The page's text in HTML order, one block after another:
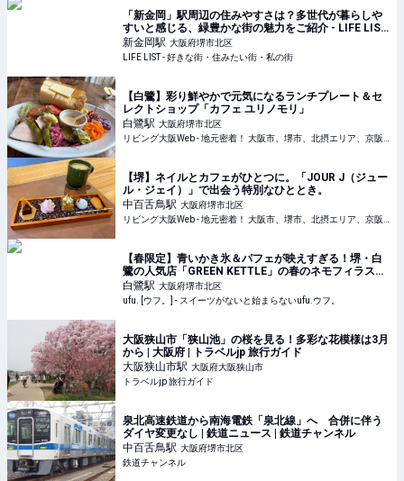
「新金岡」駅周辺の住みやすさは？多世代が暮らしや
すいと感じる、緑豊かな街の魅力をご紹介 - LIFE LIST
- 好きな街・住みたい街・私の街
新金岡駅 大阪府堺市北区
LIFE LIST - 好きな街・住みたい街・私の街
【白鷺】彩り鮮やかで元気になるランチプレート＆セ
レクトショップ「カフェ ユリノモリ」
白鷺駅 大阪府堺市北区
【堺】ネイルとカフェがひとつに。「JOUR J（ジュー
ル・ジェイ）」で出会う特別なひととき。
中百舌鳥駅 大阪府堺市北区
【春限定】青いかき氷＆パフェが映えすぎる！堺・白
鷺の人気店「GREEN KETTLE」の春のネモフィラスイ
ーツとは？ - ufu. [ウフ。]
白鷺駅 大阪府堺市北区
ufu. [ウフ。] - スイーツがないと始まらないufu.ウフ。
大阪狭山市「狭山池」の桜を見る！多彩な花模様は3月
から | 大阪府 | トラベルjp 旅行ガイド
大阪狭山市駅 大阪府大阪狭山市
トラベルjp 旅行ガイド
泉北高速鉄道から南海電鉄「泉北線」へ 合併に伴う
ダイヤ変更なし | 鉄道ニュース | 鉄道チャンネル
中百舌鳥駅 大阪府堺市北区
鉄道チャンネル